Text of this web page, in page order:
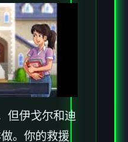
但伊戈尔和迪
。你的救援